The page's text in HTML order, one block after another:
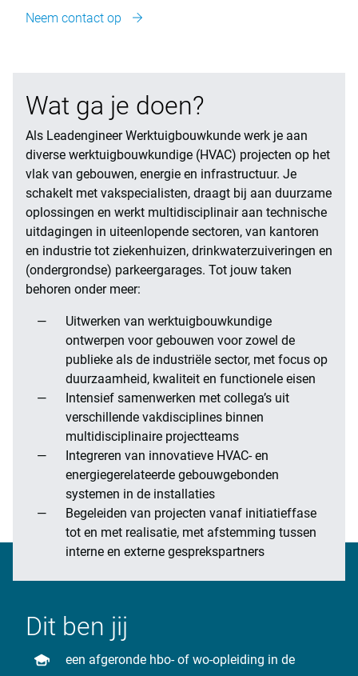
Neem contact op
Wat ga je doen?
Als Leadengineer Werktuigbouwkunde werk je aan
diverse werktuigbouwkundige (HVAC) projecten op het
vlak van gebouwen, energie en infrastructuur. Je
schakelt met vakspecialisten, draagt bij aan duurzame
oplossingen en werkt multidisciplinair aan technische
uitdagingen in uiteenlopende sectoren, van kantoren
en industrie tot ziekenhuizen, drinkwaterzuiveringen en
(ondergrondse) parkeergarages. Tot jouw taken
behoren onder meer:
Uitwerken van werktuigbouwkundige
ontwerpen voor gebouwen voor zowel de
publieke als de industriële sector, met focus op
duurzaamheid, kwaliteit en functionele eisen
Intensief samenwerken met collega’s uit
verschillende vakdisciplines binnen
multidisciplinaire projectteams
Integreren van innovatieve HVAC- en
energiegerelateerde gebouwgebonden
systemen in de installaties
Begeleiden van projecten vanaf initiatieffase
tot en met realisatie, met afstemming tussen
interne en externe gesprekspartners
Dit ben jij
een afgeronde hbo- of wo-opleiding in de